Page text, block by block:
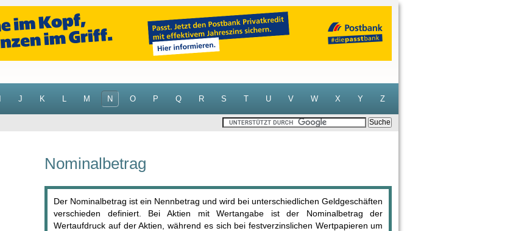
J K L M N O P Q R S T U V W X Y Z
Nominalbetrag
Der Nominalbetrag ist ein Nennbetrag und wird bei unterschiedlichen Geldgeschäften
verschieden definiert. Bei Aktien mit Wertangabe ist der Nominalbetrag der
Wertaufdruck auf der Aktien, während es sich bei festverzinslichen Wertpapieren um